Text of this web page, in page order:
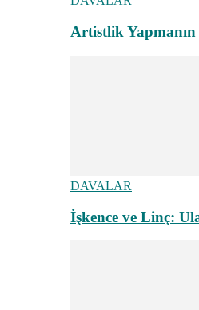
Artistlik Yapmanın
DAVALAR
İşkence ve Linç: